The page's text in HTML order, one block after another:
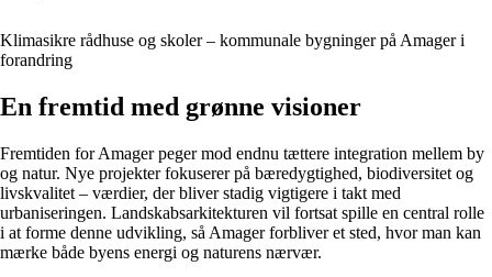
Klimasikre rådhuse og skoler – kommunale bygninger på Amager i
forandring
En fremtid med grønne visioner
Fremtiden for Amager peger mod endnu tættere integration mellem by
og natur. Nye projekter fokuserer på bæredygtighed, biodiversitet og
livskvalitet – værdier, der bliver stadig vigtigere i takt med
urbaniseringen. Landskabsarkitekturen vil fortsat spille en central rolle
i at forme denne udvikling, så Amager forbliver et sted, hvor man kan
mærke både byens energi og naturens nærvær.